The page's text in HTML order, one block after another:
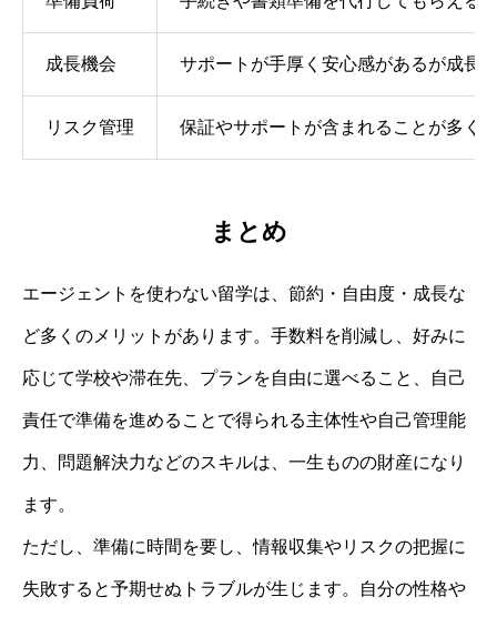
成長機会 サポートが手厚く安心感があるが成長
リスク管理 保証やサポートが含まれることが多く
まとめ
エージェントを使わない留学は、節約・自由度・成長な
ど多くのメリットがあります。手数料を削減し、好みに
応じて学校や滞在先、プランを自由に選べること、自己
責任で準備を進めることで得られる主体性や自己管理能
力、問題解決力などのスキルは、一生ものの財産になり
ます。
ただし、準備に時間を要し、情報収集やリスクの把握に
失敗すると予期せぬトラブルが生じます。自分の性格や